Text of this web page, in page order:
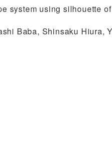
system using silhouette
Baba, Shinsaku Hiura,